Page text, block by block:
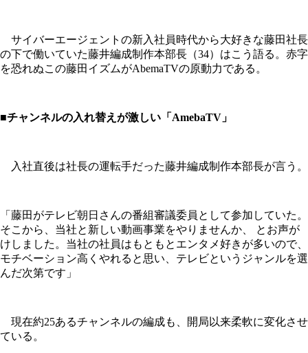
サイバーエージェントの新入社員時代から大好きな藤田社長
の下で働いていた藤井編成制作本部長（34）はこう語る。赤字
を恐れぬこの藤田イズムがAbemaTVの原動力である。
■チャンネルの入れ替えが激しい「AmebaTV」
入社直後は社長の運転手だった藤井編成制作本部長が言う。
「藤田がテレビ朝日さんの番組審議委員として参加していた。
そこから、当社と新しい動画事業をやりませんか、 とお声が
けしました。当社の社員はもともとエンタメ好きが多いので、
モチベーション高くやれると思い、テレビというジャンルを選
んだ次第です」
現在約25あるチャンネルの編成も、開局以来柔軟に変化させ
ている。